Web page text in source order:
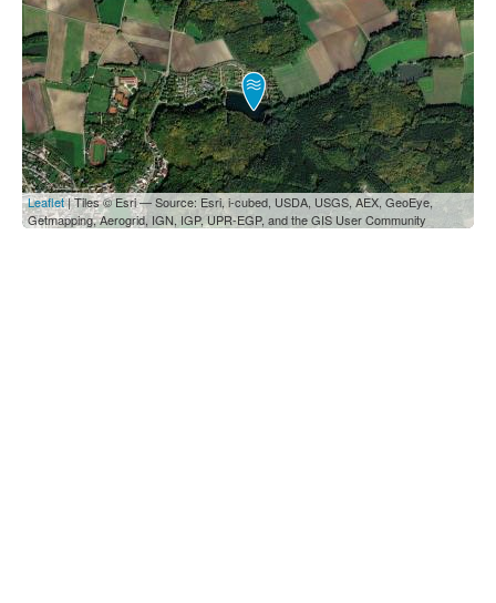
Leaflet| Tiles © Esri — Source: Esri, i-cubed, USDA, USGS, AEX, GeoEye,
Getmapping, Aerogrid, IGN, IGP, UPR-EGP, and the GIS User Community